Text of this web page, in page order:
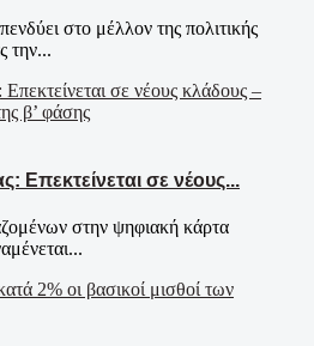
στο μέλλον της πολιτικής
την...
Επεκτείνεται σε νέους...
στην ψηφιακή κάρτα